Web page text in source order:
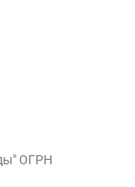
ОГРН